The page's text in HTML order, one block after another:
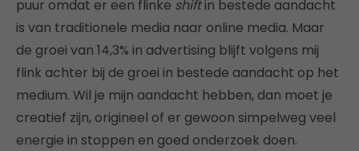
puur omdat er een flinke shiftin bestede aandacht
is van traditionele media naar online media. Maar
de groei van 14,3% in advertising blijft volgens mij
flink achter bij de groei in bestede aandacht op het
medium. Wil je mijn aandacht hebben, dan moet je
creatief zijn, origineel of er gewoon simpelweg veel
energie in stoppen en goed onderzoek doen.